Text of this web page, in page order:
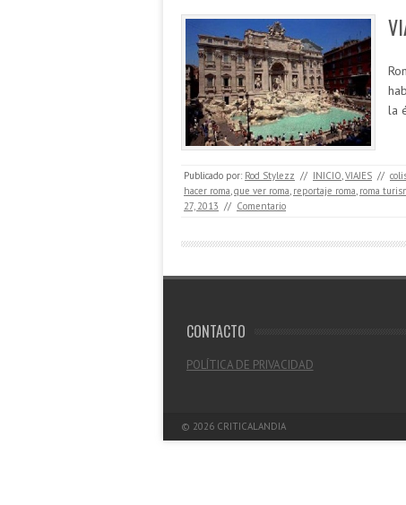
la
Publicado por: Rod Stylezz // INICIO,VIAJES //
hacer roma,que ver roma, reportaje roma, roma
27, 2013 // Comentario
CONTACTO
POLÍTICA DE PRIVACIDAD
© 2026 CRITICALANDIA